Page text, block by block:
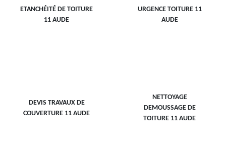
ETANCHÉITÉ DE TOITURE
11 AUDE
URGENCE TOITURE 11
AUDE
DEVIS TRAVAUX DE
COUVERTURE 11 AUDE
NETTOYAGE
DEMOUSSAGE DE
TOITURE 11 AUDE